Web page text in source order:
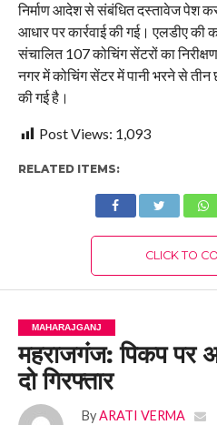
निर्माण आदेश से संबंधित दस्तावेज पेश
आधार पर कार्रवाई की गई। एलडीए की
संचालित 107 कोचिंग सेंटरों का
नगर में कोचिंग सेंटर में पानी भरने से तीन
की गई है।
Post Views: 1,093
RELATED ITEMS:
CLICK TO
MAHARAJGANJ
महराजगंज: पिकप पर
दो गिरफ्तार
By ARATI VERMA